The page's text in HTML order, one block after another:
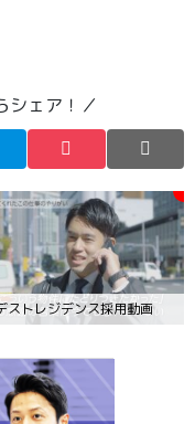
シェア！／
ストレジデンス採用動画